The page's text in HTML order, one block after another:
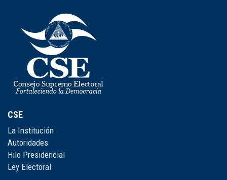
CSE
La Institución
Autoridades
Hilo Presidencial
Ley Electoral